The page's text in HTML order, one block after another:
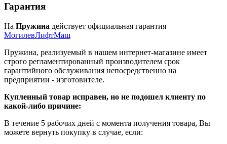
Гарантия
На Пружина действует официальная гарантия
МогилевЛифтМаш
Пружина, реализуемый в нашем интернет-магазине имеет
строго регламентированный производителем срок
гарантийного обслуживания непосредственно на
предприятии - изготовителе.
Купленный товар исправен, но не подошел клиенту по
какой-либо причине:
В течение 5 рабочих дней с момента получения товара, Вы
можете вернуть покупку в случае, если: